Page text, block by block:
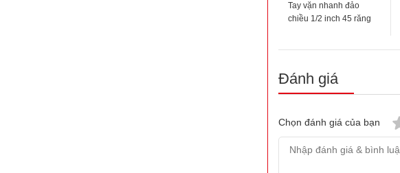
Tay vặn nhanh đảo
chiều 1/2 inch 45 răng
Đánh giá
Chọn đánh giá của bạn